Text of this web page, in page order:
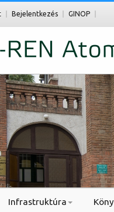
Bejelentkezés
GINOP
Infrastruktúra